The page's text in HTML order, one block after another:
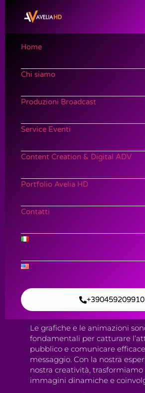
Home
Chi siamo
Produzioni Broadcast
Service Eventi
Content Creation & Digital ADV
Portfolio Avelia HD
Contatti
+390459209910
Grafiche e
Contattaci
Le grafiche e le animazioni
fondamentali per catturare
pubblico e comunicare
messaggio. Con la nostra
nostra creatività,
immagini dinamiche e